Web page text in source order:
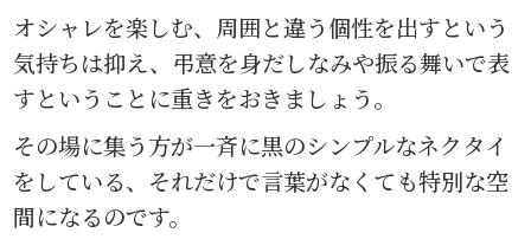
オシャレを楽しむ、周囲と違う個性を出すという
気持ちは抑え、弔意を身だしなみや振る舞いで表
すということに重きをおきましょう。
その場に集う方が一斉に黒のシンプルなネクタイ
をしている、それだけで言葉がなくても特別な空
間になるのです。